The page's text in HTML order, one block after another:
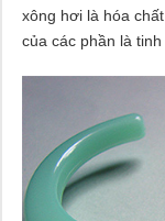
xông hơi là hóa
của các phần là